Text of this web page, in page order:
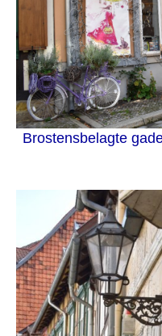
Brostensbelagte